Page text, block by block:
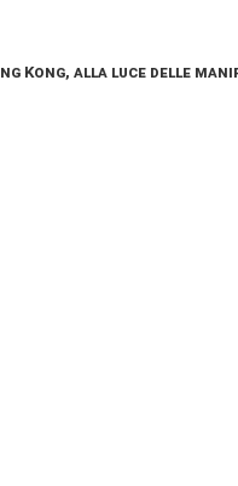
Kong, alla luce delle